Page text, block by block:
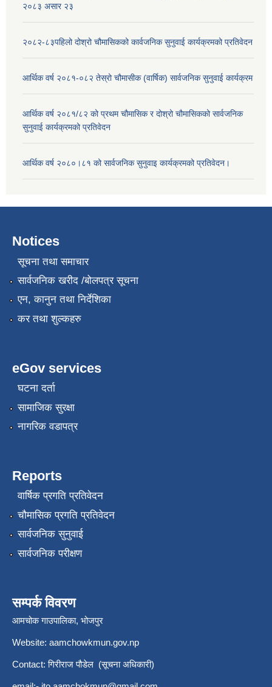
२०८३ असार २३
२०८२-८३पहिलो दोश्रो चौमासिकको कार्वजनिक सुनुवाई कार्यक्रमको प्रतिवेदन
आर्थिक वर्ष २०८१-०८२ तेस्रो चौमासीक (वार्षिक) सार्वजनिक सुनुवाई कार्यक्रम
आर्थिक वर्ष २०८१/८२ को प्रथम चौमासिक र दोश्रो चौमासिकको सार्वजनिक
सुनुवाई कार्यक्रमको प्रतिवेदन
आर्थिक वर्ष २०८०।८१ को सार्वजनिक सुनुवाइ कार्यक्रमको प्रतिवेदन।
Notices
सूचना तथा समाचार
सार्वजनिक खरीद /बोलपत्र सूचना
एन, कानुन तथा निर्देशिका
कर तथा शुल्कहरु
eGov services
घटना दर्ता
सामाजिक सुरक्षा
नागरिक वडापत्र
Reports
वार्षिक प्रगति प्रतिवेदन
चौमासिक प्रगति प्रतिवेदन
सार्वजनिक सुनुवाई
सार्वजनिक परीक्षण
सम्पर्क विवरण
आमचोक गाउपालिका, भोजपुर
Website: aamchowkmun.gov.np
Contact: गिरीराज पौडेल (सूचना अधिकारी)